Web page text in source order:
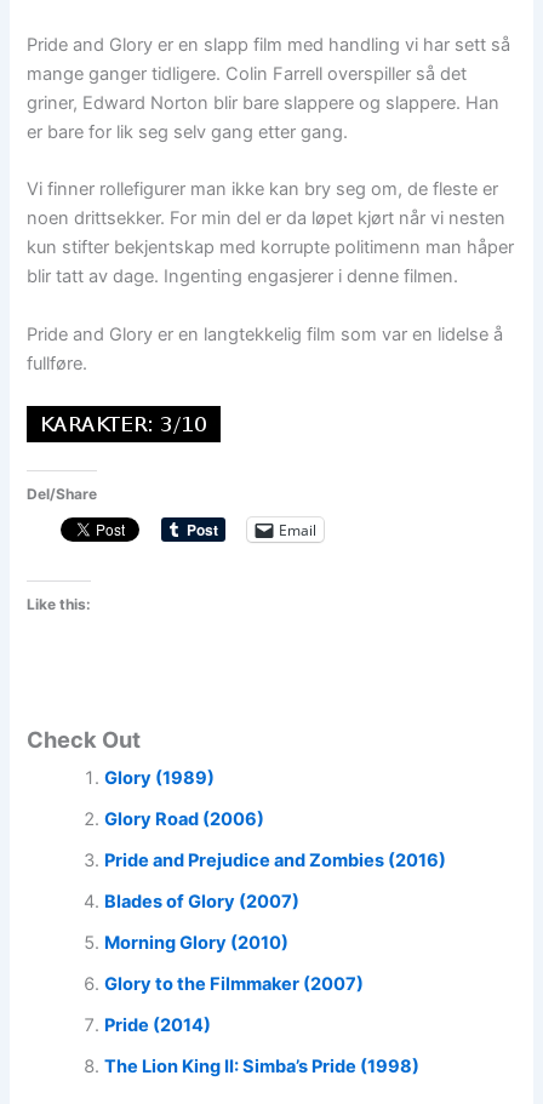
Pride and Glory er en slapp film med handling vi har sett så
mange ganger tidligere. Colin Farrell overspiller så det
griner, Edward Norton blir bare slappere og slappere. Han
er bare for lik seg selv gang etter gang.
Vi finner rollefigurer man ikke kan bry seg om, de fleste er
noen drittsekker. For min del er da løpet kjørt når vi nesten
kun stifter bekjentskap med korrupte politimenn man håper
blir tatt av dage. Ingenting engasjerer i denne filmen.
Pride and Glory er en langtekkelig film som var en lidelse å
fullføre.
Del/Share
Email
Like this:
Check Out
Glory (1989)
Glory Road (2006)
Pride and Prejudice and Zombies (2016)
Blades of Glory (2007)
Morning Glory (2010)
Glory to the Filmmaker (2007)
Pride (2014)
The Lion King II: Simba’s Pride (1998)